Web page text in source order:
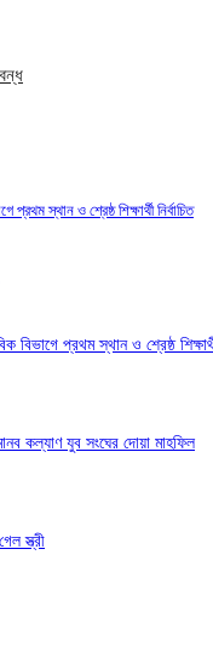
স্থান ও শ্রেষ্ঠ শিক্ষার্থী নির্বাচিত
প্রথম স্থান ও শ্রেষ্ঠ
কল্যাণ যুব সংঘের দোয়া মাহফিল
স্ত্রী